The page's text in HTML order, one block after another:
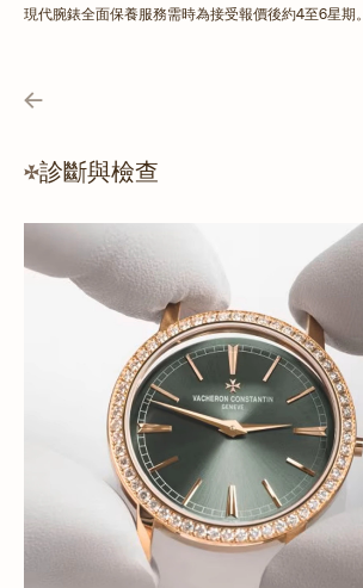
現代腕錶全面保養服務需時為接受報價後約4至6星期。
診斷與檢查